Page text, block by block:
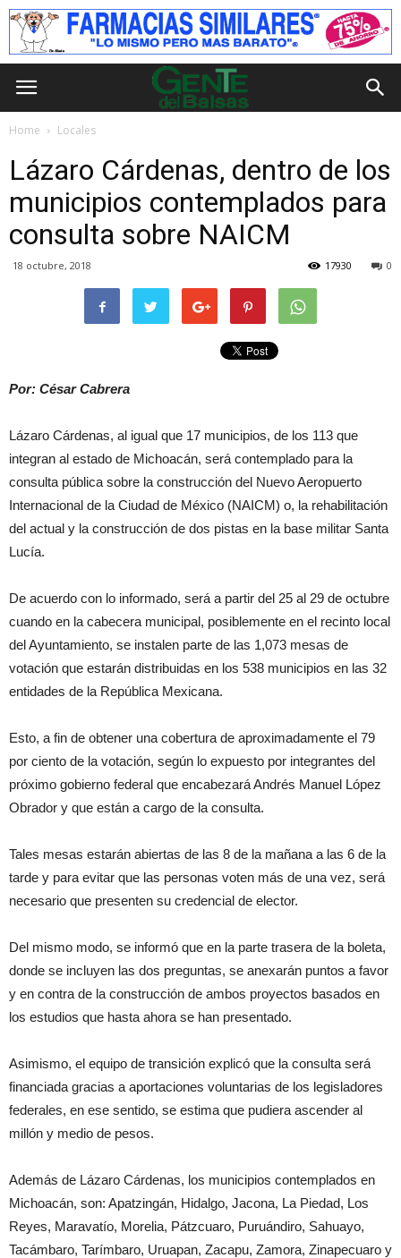
Home Locales
Lázaro Cárdenas, dentro de los
municipios contemplados para
consulta sobre NAICM
18 octubre, 2018 0
17930
Por: César Cabrera
Lázaro Cárdenas, al igual que 17 municipios, de los 113 que
integran al estado de Michoacán, será contemplado para la
consulta pública sobre la construcción del Nuevo Aeropuerto
Internacional de la Ciudad de México (NAICM) o, la rehabilitación
del actual y la construcción de dos pistas en la base militar Santa
Lucía.
De acuerdo con lo informado, será a partir del 25 al 29 de octubre
cuando en la cabecera municipal, posiblemente en el recinto local
del Ayuntamiento, se instalen parte de las 1,073 mesas de
votación que estarán distribuidas en los 538 municipios en las 32
entidades de la República Mexicana.
Esto, a fin de obtener una cobertura de aproximadamente el 79
por ciento de la votación, según lo expuesto por integrantes del
próximo gobierno federal que encabezará Andrés Manuel López
Obrador y que están a cargo de la consulta.
Tales mesas estarán abiertas de las 8 de la mañana a las 6 de la
tarde y para evitar que las personas voten más de una vez, será
necesario que presenten su credencial de elector.
Del mismo modo, se informó que en la parte trasera de la boleta,
donde se incluyen las dos preguntas, se anexarán puntos a favor
y en contra de la construcción de ambos proyectos basados en
los estudios que hasta ahora se han presentado.
Asimismo, el equipo de transición explicó que la consulta será
financiada gracias a aportaciones voluntarias de los legisladores
federales, en ese sentido, se estima que pudiera ascender al
millón y medio de pesos.
Además de Lázaro Cárdenas, los municipios contemplados en
Michoacán, son: Apatzingán, Hidalgo, Jacona, La Piedad, Los
Reyes, Maravatío, Morelia, Pátzcuaro, Puruándiro, Sahuayo,
Tacámbaro, Tarímbaro, Uruapan, Zacapu, Zamora, Zinapecuaro y